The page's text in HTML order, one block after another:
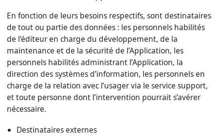
En fonction de leurs besoins respectifs, sont destinataires
de tout ou partie des données : les personnels habilités
de l’éditeur en charge du développement, de la
maintenance et de la sécurité de l’Application, les
personnels habilités administrant l’Application, la
direction des systèmes d’information, les personnels en
charge de la relation avec l’usager via le service support,
et toute personne dont l’intervention pourrait s’avérer
nécessaire.
Destinataires externes